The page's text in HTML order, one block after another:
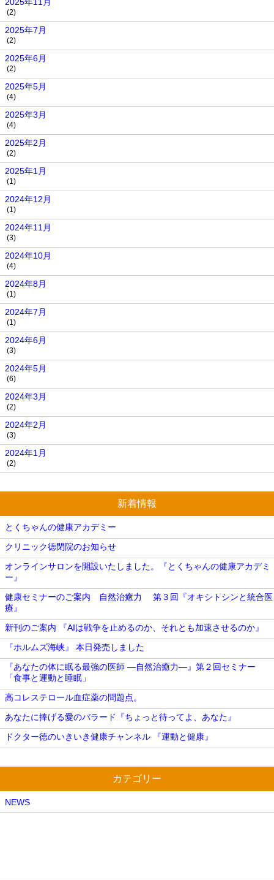
(2)
2025年7月
(2)
2025年6月
(2)
2025年5月
(4)
2025年3月
(4)
2025年2月
(2)
2025年1月
(1)
2024年12月
(1)
2024年11月
(3)
2024年10月
(4)
2024年8月
(1)
2024年7月
(1)
2024年6月
(3)
2024年5月
(6)
2024年3月
(2)
2024年2月
(3)
2024年1月
(2)
新着情報
とくちゃんの健康アカデミー
クリニック徳閉院のお知らせ
オンラインサロンを開設いたしました。『とくちゃんの健康アカデミ
ー』
健康セミナーのご案内 自然治癒力 第３回『オキシトシンと統合医
療』
新刊のご案内 『AIは戦争を止めるのか、それとも加速させるのか』
『ホルムズ海峡』 本日発売しました
『あなたの体に眠る最強の医師 ―自然治癒力―』第２回セミナー
「食事と運動と睡眠」
高コレステロール血症薬の問題点。
あなたに捧げる愛のバラード『ちょっと待ってよ、あなた』
ドクター徳のいきいき健康チャンネル 『運動と健康』
カテゴリー
NEWS